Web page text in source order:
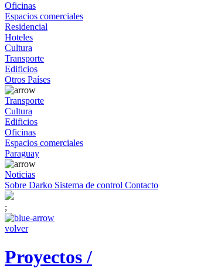
Oficinas
Espacios comerciales
Residencial
Hoteles
Cultura
Transporte
Edificios
Otros Países
Transporte
Cultura
Edificios
Oficinas
Espacios comerciales
Paraguay
Noticias
Sobre Darko Sistema de control Contacto
;
volver
Proyectos /